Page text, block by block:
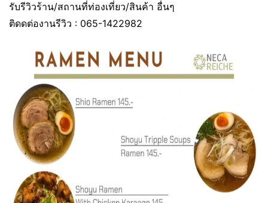
รับรีวิวร้าน/สถานที่ท่องเที่ยว/สินค้า อื่นๆ
ติดดต่องานรีวิว : 065-1422982